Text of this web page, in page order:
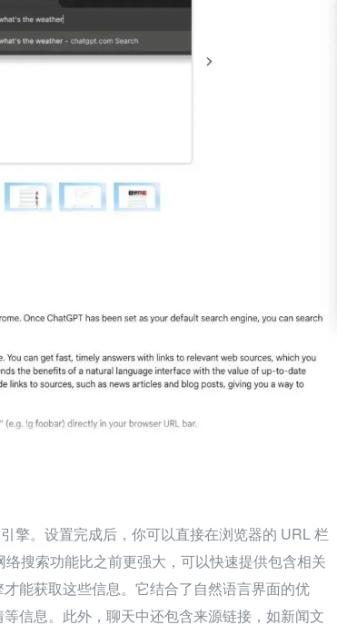
擎。设置完成后，你可以直接在浏览器的 URL 栏
搜索功能比之前更强大，可以快速提供包含相关
能获取这些信息。它结合了自然语言界面的优
信息。此外，聊天中还包含来源链接，如新闻文